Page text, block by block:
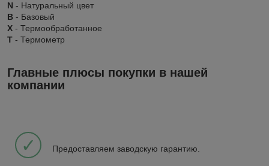
N - Натуральный цвет
B - Базовый
X - Термообработанное
Т - Термометр
Главные плюсы покупки в нашей
компании
✓ Предоставляем заводскую гарантию.